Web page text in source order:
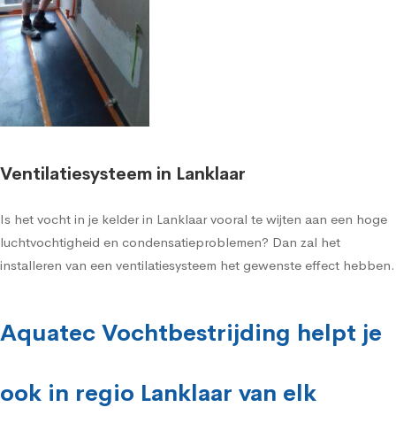
Ventilatiesysteem in Lanklaar
Is het vocht in je kelder in Lanklaar vooral te wijten aan een hoge
luchtvochtigheid en condensatieproblemen? Dan zal het
installeren van een ventilatiesysteem het gewenste effect hebben.
Aquatec Vochtbestrijding helpt je
ook in regio Lanklaar van elk